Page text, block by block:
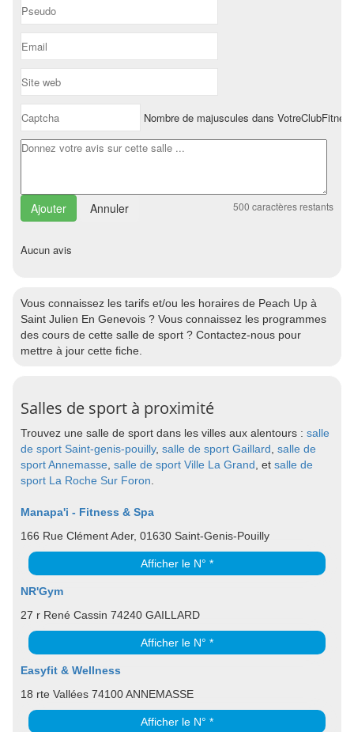
Nombre de majuscules dans
Annuler 500 caractères restants
Aucun avis
Vous connaissez les tarifs et/ou les horaires de Peach Up à
Saint Julien En Genevois ? Vous connaissez les programmes
des cours de cette salle de sport ? Contactez-nous pour
mettre à jour cette fiche.
Salles de sport à proximité
Trouvez une salle de sport dans les villes aux alentours : salle
de sport Saint-genis-pouilly, salle de sport Gaillard salle de
sport Annemasse salle de sport Ville La Grand , et salle de
sport La Roche Sur Foron
Manapa'i - Fitness & Spa
166 Rue Clément Ader, 01630 Saint-Genis-Pouilly
Afficher le N° *
NR'Gym
27 r René Cassin 74240 GAILLARD
Afficher le N° *
Easyfit & Wellness
18 rte Vallées 74100 ANNEMASSE
Afficher le N° *